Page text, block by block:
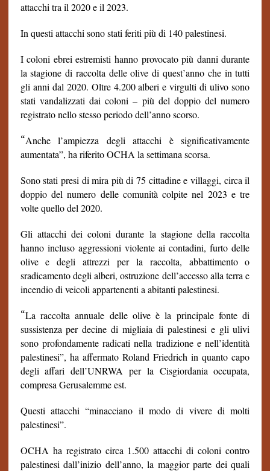
attacchi tra il 2020 e il 2023.
In questi attacchi sono stati feriti più di 140 palestinesi.
I coloni ebrei estremisti hanno provocato più danni durante
la stagione di raccolta delle olive di quest’anno che in tutti
gli anni dal 2020. Oltre 4.200 alberi e virgulti di ulivo sono
stati vandalizzati dai coloni – più del doppio del numero
registrato nello stesso periodo dell’anno scorso.
“Anche l’ampiezza degli attacchi è significativamente
aumentata”, ha riferito OCHA la settimana scorsa.
Sono stati presi di mira più di 75 cittadine e villaggi, circa il
doppio del numero delle comunità colpite nel 2023 e tre
volte quello del 2020.
Gli attacchi dei coloni durante la stagione della raccolta
hanno incluso aggressioni violente ai contadini, furto delle
olive e degli attrezzi per la raccolta, abbattimento o
sradicamento degli alberi, ostruzione dell’accesso alla terra e
incendio di veicoli appartenenti a abitanti palestinesi.
“La raccolta annuale delle olive è la principale fonte di
sussistenza per decine di migliaia di palestinesi e gli ulivi
sono profondamente radicati nella tradizione e nell’identità
palestinesi”, ha affermato Roland Friedrich in quanto capo
degli affari dell’UNRWA per la Cisgiordania occupata,
compresa Gerusalemme est.
Questi attacchi “minacciano il modo di vivere di molti
palestinesi”.
OCHA ha registrato circa 1.500 attacchi di coloni contro
palestinesi dall’inizio dell’anno, la maggior parte dei quali